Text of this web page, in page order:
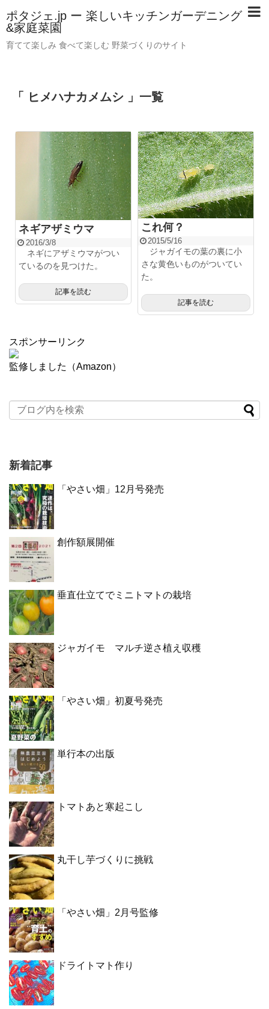
ポタジェ.jp ー 楽しいキッチンガーデニング
&家庭菜園
育てて楽しみ 食べて楽しむ 野菜づくりのサイト
「 ヒメハナカメムシ 」一覧
ネギアザミウマ
2016/3/8
ネギにアザミウマがつい
ているのを見つけた。
記事を読む
これ何？
2015/5/16
ジャガイモの葉の裏に小
さな黄色いものがついてい
た。
記事を読む
スポンサーリンク
監修しました（Amazon）
新着記事
「やさい畑」12月号発売
創作額展開催
垂直仕立てでミニトマトの栽培
ジャガイモ マルチ逆さ植え収穫
「やさい畑」初夏号発売
単行本の出版
トマトあと寒起こし
丸干し芋づくりに挑戦
「やさい畑」2月号監修
ドライトマト作り